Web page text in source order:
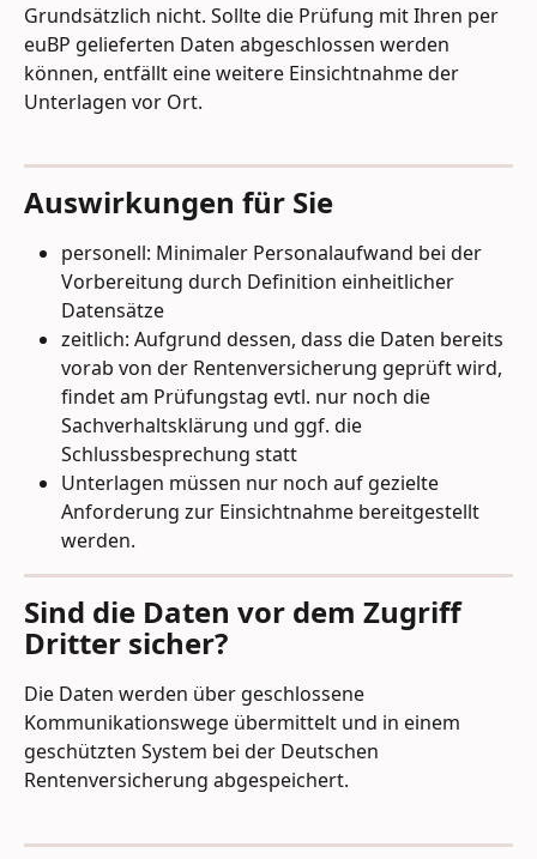
Grundsätzlich nicht. Sollte die Prüfung mit Ihren per
euBP gelieferten Daten abgeschlossen werden
können, entfällt eine weitere Einsichtnahme der
Unterlagen vor Ort.
Auswirkungen für Sie
personell: Minimaler Personalaufwand bei der
Vorbereitung durch Definition einheitlicher
Datensätze
zeitlich: Aufgrund dessen, dass die Daten bereits
vorab von der Rentenversicherung geprüft wird,
findet am Prüfungstag evtl. nur noch die
Sachverhaltsklärung und ggf. die
Schlussbesprechung statt
Unterlagen müssen nur noch auf gezielte
Anforderung zur Einsichtnahme bereitgestellt
werden.
Sind die Daten vor dem Zugriff
Dritter sicher?
Die Daten werden über geschlossene
Kommunikationswege übermittelt und in einem
geschützten System bei der Deutschen
Rentenversicherung abgespeichert.